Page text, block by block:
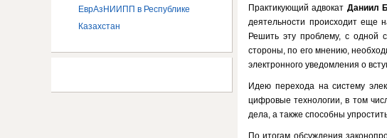
Практикующий адвокат Даниил
деятельности происходит еще
Решить эту проблему, с одной
стороны, по его мнению,
электронного уведомления о
Идею перехода на систему
цифровые технологии, в том
дела, а также способны
По итогам обсуждения
ЕврАзНИИПП в Республике
Казахстан